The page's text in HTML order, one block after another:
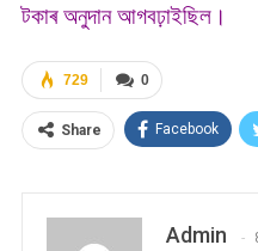
টকাৰ অনুদান আগবঢ়াইছিল।
0
729
Share Facebook
Admin